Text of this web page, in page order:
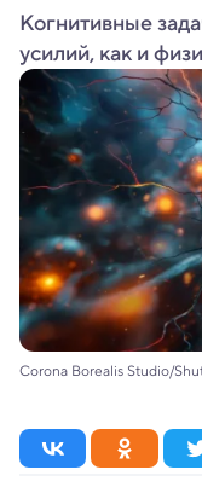
Когнитивные
усилий, как и
Corona Borealis Studio/